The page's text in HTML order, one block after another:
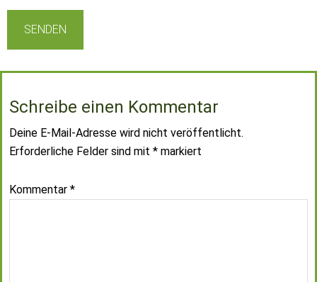
Schreibe einen Kommentar
Deine E-Mail-Adresse wird nicht veröffentlicht.
Erforderliche Felder sind mit * markiert
Kommentar *